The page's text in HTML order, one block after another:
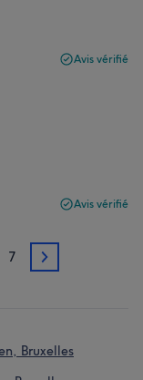
Avis vérifié
Avis vérifié
7 3
Bruxelles